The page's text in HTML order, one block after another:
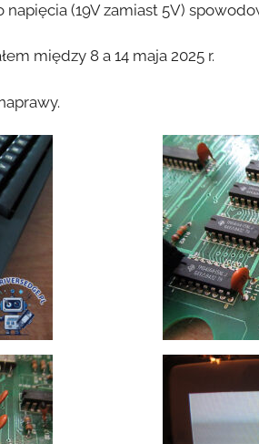
(19V zamiast 5V)
między 8 a 14 maja 2025 r.